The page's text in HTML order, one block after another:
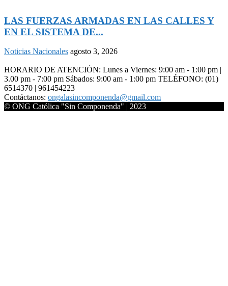
LAS FUERZAS ARMADAS EN LAS CALLES Y
EN EL SISTEMA DE...
Noticias Nacionales agosto 3, 2026
HORARIO DE ATENCIÓN: Lunes a Viernes: 9:00 am - 1:00 pm |
3.00 pm - 7:00 pm Sábados: 9:00 am - 1:00 pm TELÉFONO: (01)
6514370 | 961454223
Contáctanos: ongalasincomponenda@gmail.com
© ONG Católica "Sin Componenda" | 2023